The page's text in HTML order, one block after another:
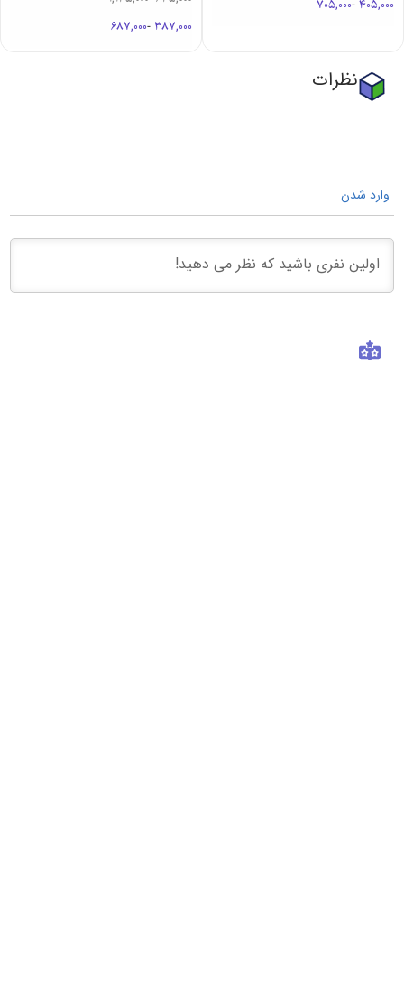
405,000
-
705,000
387,000
-
687,000
نظرات
وارد شدن